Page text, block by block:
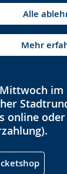
Alle
Mehr
Mittwoch
online